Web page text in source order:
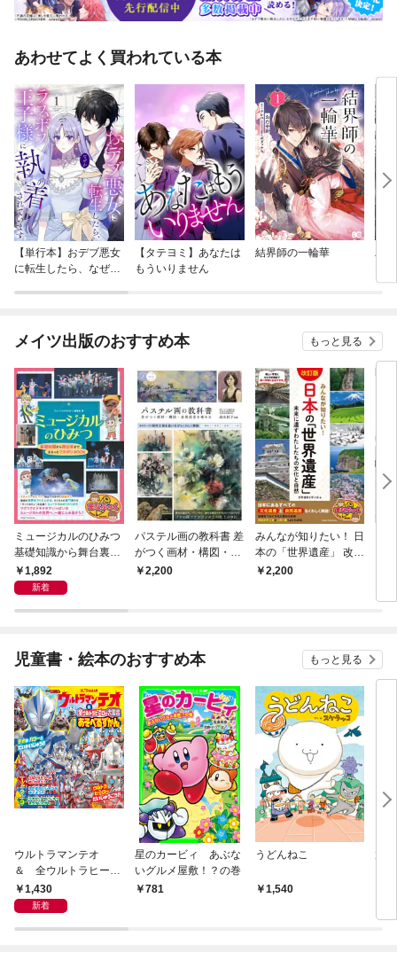
ラリア)* 南ラグーンのロックアイランド群(パラオ)* トンガリロ国立公園
(ニュージーランド)・・・など☆ 第3章ヨーロッパ・ロシア* オリンピアの
(イタリア)* アマルフィ海岸(イタリア)* バチカン市国(バチカン市国)* イン
文化的景観(ポルトガル)* ヴュルツブルク司教館、その庭園群と広場(ドイ
ツ)* ブリッゲン(ノルウェー)・・・など☆ 第4章南・北アメリカ* アレキー
パ市歴史地区(ペルー)* ラパ・ヌイ国立公園(チリ)* カナイマ国立公園(ベネ
ズエラ)* ガラパゴス諸島(エクアドル)* レビジャヒヘド諸島(メキシコ)* オ
ールド・ハバナとその要塞群(キューバ)* グランド・キャニオン国立公園
(アメリカ)* ヨセミテ国立公園(アメリカ)* ミステイクン・ポイント(カナダ)
* ケベック旧市街の歴史地区(カナダ)・・・など☆ 第5章アフリカ* カイロ
歴史地区(エジプト)* ヴォルビリスの古代遺跡(モロッコ)* ジェンネ旧市街
(マリ)* アツィナナナの雨林群(マダガスカル)* ンゴロンゴロ保全地域(タン
ザニア)* オカバンゴ・デルタ(ボツワナ)* ラリベラの岩窟教会群(エチオピ
ア)* アイール・テネレの自然保護区(ニジェール)* ヴィルンガ国立公園(コ
ンゴ)* コマニの文化的景観(南アフリカ)・・・など※ 本書は2018年発行の
更し、「改訂版」として新たに発行したものです。
あわせてよく買われている本
【単行本】おデブ悪女
に転生したら、なぜか
【タテヨミ】あなたは
もういりません
結界師の一輪華
バ
今
メイツ出版のおすすめ本 もっと見る
ミュージカルのひみつ
基礎知識から舞台裏ま
で まるっとフカボリB
OOK
1,892
新着
パステル画の教科書 差
がつく画材・構図・表
現技法を極める
2,200
みんなが知りたい！ 日
本の「世界遺産」 改訂
版 未来に遺すわたした
2,200
児童書・絵本のおすすめ本 もっと見る
ウルトラマンテオ
＆ 全ウルトラヒーロ
ー大集合 あそべるず
かん
1,430
新着
星のカービィ あぶな
いグルメ屋敷！？の巻
781
うどんねこ
1,540
放